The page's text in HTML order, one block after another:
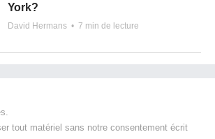
York?
David Hermans • 7 min de lecture
tout matériel sans notre consentement écrit